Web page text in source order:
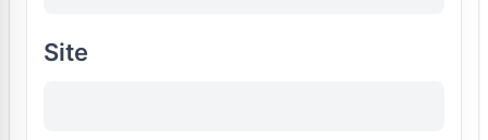
Site